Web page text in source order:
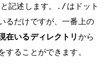
と記述します。 ./はドット
るだけですが、一番上の
在いるディレクトリから
ることができます。